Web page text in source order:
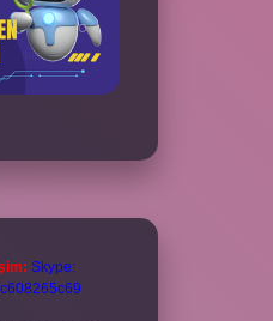
Skype: